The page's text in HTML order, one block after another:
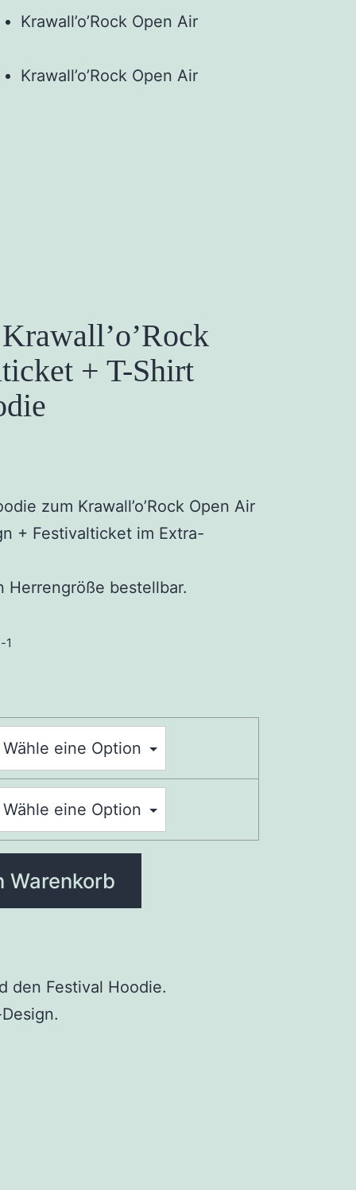
Krawall’o’Rock Open Air
Krawall’o’Rock Open Air
+ T-Shirt
zum Krawall’o’Rock Open Air
+ Festivalticket im Extra-
Herrengröße bestellbar.
1
Warenkorb
den Festival Hoodie.